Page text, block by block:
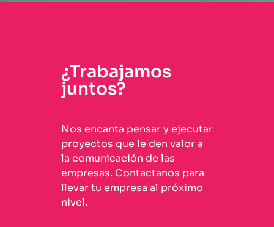
¿Trabajamos
juntos?
Nos encanta pensar y ejecutar
proyectos que le den valor a
la comunicación de las
empresas. Contactanos para
llevar tu empresa al próximo
nivel.